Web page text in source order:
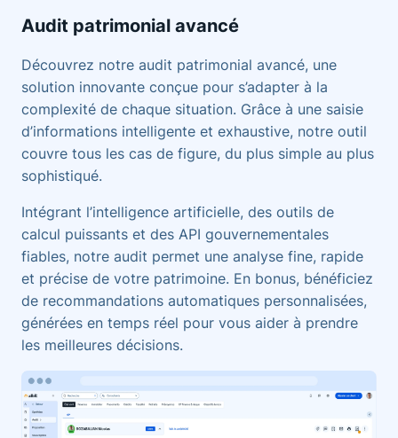
Audit patrimonial avancé
Découvrez notre audit patrimonial avancé, une
solution innovante conçue pour s’adapter à la
complexité de chaque situation. Grâce à une saisie
d’informations intelligente et exhaustive, notre outil
couvre tous les cas de figure, du plus simple au plus
sophistiqué.
Intégrant l’intelligence artificielle, des outils de
calcul puissants et des API gouvernementales
fiables, notre audit permet une analyse fine, rapide
et précise de votre patrimoine. En bonus, bénéficiez
de recommandations automatiques personnalisées,
générées en temps réel pour vous aider à prendre
les meilleures décisions.